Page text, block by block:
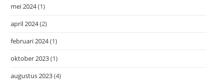
mei 2024(1)
april 2024(2)
februari 2024(1)
oktober 2023(1)
augustus 2023(4)